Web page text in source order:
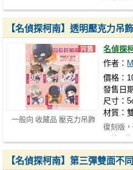
一般向 收藏品 壓克力吊飾
【名偵探柯南】透明壓克力吊
名偵探
作者：
價格：
發售日
尺寸：
材質：
復刻版
【名偵探柯南】第三彈雙面不